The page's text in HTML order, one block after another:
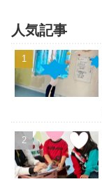
人気記事